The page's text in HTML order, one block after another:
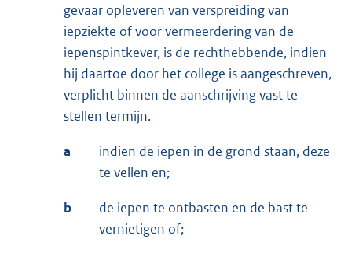
gevaar opleveren van verspreiding van
iepziekte of voor vermeerdering van de
iepenspintkever, is de rechthebbende, indien
hij daartoe door het college is aangeschreven,
verplicht binnen de aanschrijving vast te
stellen termijn.
a
indien de iepen in de grond staan, deze
te vellen en;
b
de iepen te ontbasten en de bast te
vernietigen of;